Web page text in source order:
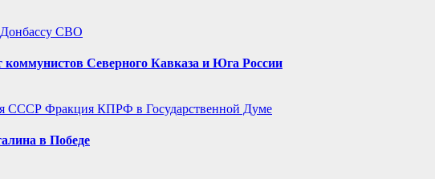
СВО
Северного Кавказа и Юга России
СССР Фракция КПРФ в Государственной Думе
в Победе